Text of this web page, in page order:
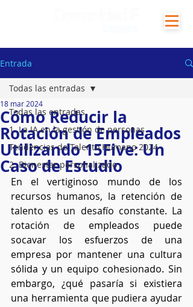
Entrada
Todas las entradas
1. La IA en la gestión de personas
Tendencias de Talento Humano 2024
2. Bienestar personalizado
Todas las entradas
Cómo Reducir la
Rotación de Empleados
Utilizando 15Five: Un
Caso de Estudio
18 mar 2024
En el vertiginoso mundo de los
recursos humanos, la retención de
talento es un desafío constante. La
rotación de empleados puede
socavar los esfuerzos de una
empresa por mantener una cultura
sólida y un equipo cohesionado. Sin
embargo, ¿qué pasaría si existiera
una herramienta que pudiera ayudar